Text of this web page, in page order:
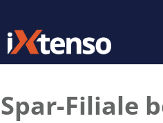
Spar-Filiale